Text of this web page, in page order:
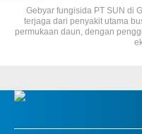
Gebyar fungisida PT SUN di
terjaga dari penyakit utama
permukaan daun, dengan